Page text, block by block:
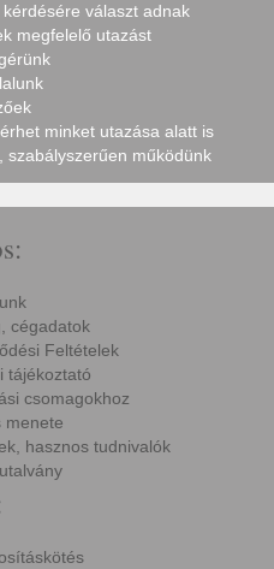
választ adnak
megfelelő utazást
minket utazása alatt is
szabályszerűen működünk
cégadatok
Feltételek
tájékoztató
csomagokhoz
menete
hasznos tudnivalók